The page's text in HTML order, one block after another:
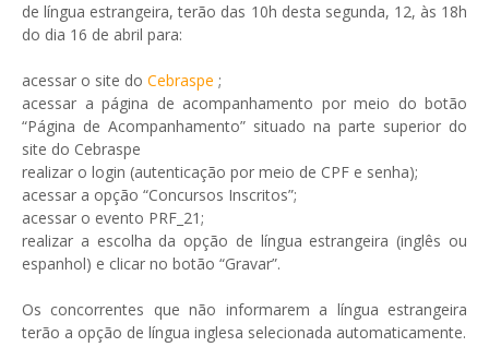
de língua estrangeira, terão das 10h desta segunda, 12, às 18h
do dia 16 de abril para:
acessar o site do Cebraspe ;
acessar a página de acompanhamento por meio do botão
“Página de Acompanhamento” situado na parte superior do
site do Cebraspe
realizar o login (autenticação por meio de CPF e senha);
acessar a opção “Concursos Inscritos”;
acessar o evento PRF_21;
realizar a escolha da opção de língua estrangeira (inglês ou
espanhol) e clicar no botão “Gravar”.
Os concorrentes que não informarem a língua estrangeira
terão a opção de língua inglesa selecionada automaticamente.